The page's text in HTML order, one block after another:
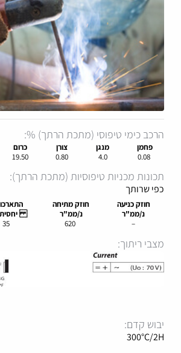
הרכב כימי טיפוסי (מתכת הרתך) %:
פחמן מנגן צורן כרום
0.08
4.0
0.80
19.50
תכונות מכניות טיפוסיות (מתכת הרתך):
כפי שרותך
חוזקכניעה
נ/ממ"ר
חוזקמתיחה
נ/ממ"ר
–
מצבי ריתוך:
יבוש קדם:
300°C/2H